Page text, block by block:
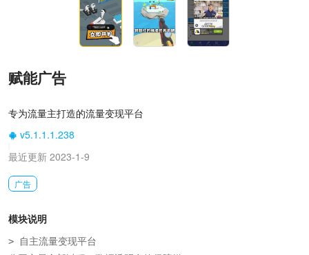
赋能广告
专为流量主打造的流量变现平台
v5.1.1.1.238
最近更新 2023-1-9
广告
模块说明
> 自主流量变现平台